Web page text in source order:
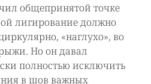
общепринятой точке
лигирование должно
«наглухо», во
Но он давал
полностью исключить
в шов важных